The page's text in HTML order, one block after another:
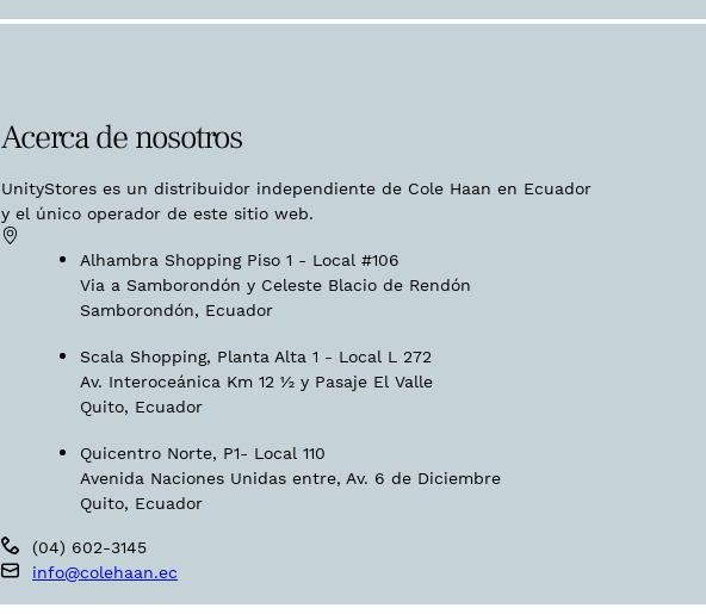
Acerca de nosotros
UnityStores es un distribuidor independiente de Cole Haan en Ecuador
y el único operador de este sitio web.
Alhambra Shopping Piso 1 - Local #106
Via a Samborondón y Celeste Blacio de Rendón
Samborondón, Ecuador
Scala Shopping, Planta Alta 1 - Local L 272
Av. Interoceánica Km 12 ½ y Pasaje El Valle
Quito, Ecuador
Quicentro Norte, P1- Local 110
Avenida Naciones Unidas entre, Av. 6 de Diciembre
Quito, Ecuador
(04) 602-3145
info@colehaan.ec